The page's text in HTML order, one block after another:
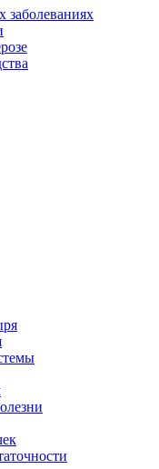
заболеваниях